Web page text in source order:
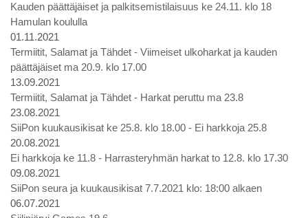
Kauden päättäjäiset ja palkitsemistilaisuus ke 24.11. klo 18
Hamulan koululla
01.11.2021
Termiitit, Salamat ja Tähdet - Viimeiset ulkoharkat ja kauden
päättäjäiset ma 20.9. klo 17.00
13.09.2021
Termiitit, Salamat ja Tähdet - Harkat peruttu ma 23.8
23.08.2021
SiiPon kuukausikisat ke 25.8. klo 18.00 - Ei harkkoja 25.8
20.08.2021
Ei harkkoja ke 11.8 - Harrasteryhmän harkat to 12.8. klo 17.30
09.08.2021
SiiPon seura ja kuukausikisat 7.7.2021 klo: 18:00 alkaen
06.07.2021